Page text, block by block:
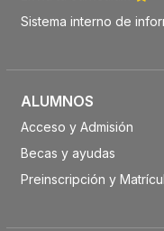
Sistema interno de
ALUMNOS
Acceso y Admisión
Becas y ayudas
Preinscripción y